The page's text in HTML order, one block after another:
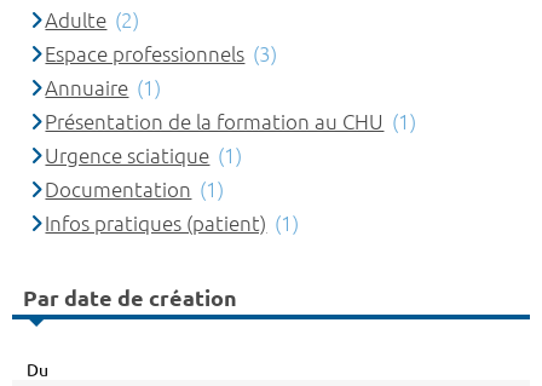
Adulte (2)
Espace professionnels (3)
Annuaire (1)
Présentation de la formation au CHU (1)
Urgence sciatique (1)
Documentation (1)
Infos pratiques (patient) (1)
Par date de création
Du